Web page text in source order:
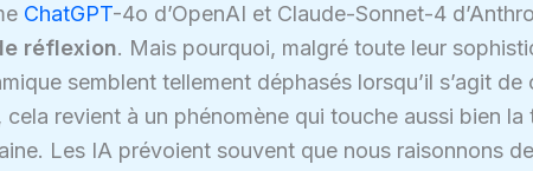
ChatGPT-4o d’OpenAI et Claude-Sonnet-4
réflexion. Mais pourquoi, malgré toute leur
semblent tellement déphasés lorsqu’il s’agit de
cela revient à un phénomène qui touche aussi bien
Les IA prévoient souvent que nous raisonnons